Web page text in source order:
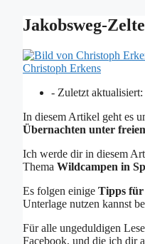
Jakobsweg-
Christoph Erkens
- Zuletzt aktualisiert:
In diesem Artikel geht es
Übernachten unter
Ich werde dir in diesem
Thema Wildcampen in
Es folgen einige Tipps für
Unterlage nutzen kannst
Für alle ungeduldigen
Facebook, und die ich dir